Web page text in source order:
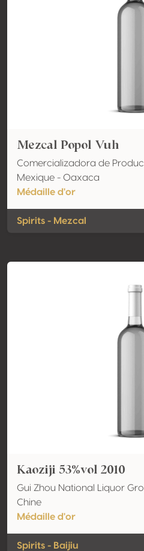
Mezcal Popol Vuh
Comercializadora de
Mexique - Oaxaca
Médaille d'or
Spirits - Mezcal
Kaoziji 53%vol 2010
Gui Zhou National Liquor
Chine
Médaille d'or
Spirits - Baijiu